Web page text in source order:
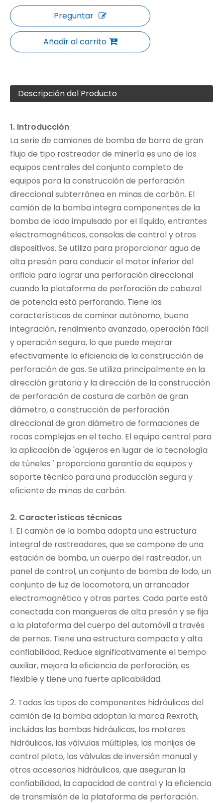
Preguntar
Añadir al carrito
Descripción del Producto
1. Introducción
La serie de camiones de bomba de barro de gran
flujo de tipo rastreador de minería es uno de los
equipos centrales del conjunto completo de
equipos para la construcción de perforación
direccional subterránea en minas de carbón. El
camión de la bomba integra componentes de la
bomba de lodo impulsado por el líquido, entrantes
electromagnéticos, consolas de control y otros
dispositivos. Se utiliza para proporcionar agua de
alta presión para conducir el motor inferior del
orificio para lograr una perforación direccional
cuando la plataforma de perforación de cabezal
de potencia está perforando. Tiene las
características de caminar autónomo, buena
integración, rendimiento avanzado, operación fácil
y operación segura, lo que puede mejorar
efectivamente la eficiencia de la construcción de
perforación de gas. Se utiliza principalmente en la
dirección giratoria y la dirección de la construcción
de perforación de costura de carbón de gran
diámetro, o construcción de perforación
direccional de gran diámetro de formaciones de
rocas complejas en el techo. El equipo central para
la aplicación de 'agujeros en lugar de la tecnología
de túneles ' proporciona garantía de equipos y
soporte técnico para una producción segura y
eficiente de minas de carbón.
2. Características técnicas
1. El camión de la bomba adopta una estructura
integral de rastreadores, que se compone de una
estación de bomba, un cuerpo del rastreador, un
panel de control, un conjunto de bomba de lodo, un
conjunto de luz de locomotora, un arrancador
electromagnético y otras partes. Cada parte está
conectada con mangueras de alta presión y se fija
a la plataforma del cuerpo del automóvil a través
de pernos. Tiene una estructura compacta y alta
confiabilidad. Reduce significativamente el tiempo
auxiliar, mejora la eficiencia de perforación, es
flexible y tiene una fuerte aplicabilidad.
2. Todos los tipos de componentes hidráulicos del
camión de la bomba adoptan la marca Rexroth,
incluidas las bombas hidráulicas, los motores
hidráulicos, las válvulas múltiples, las manijas de
control piloto, las válvulas de inversión manual y
otros accesorios hidráulicos, que aseguran la
confiabilidad, la capacidad de control y la eficiencia
de transmisión de la plataforma de perforación.